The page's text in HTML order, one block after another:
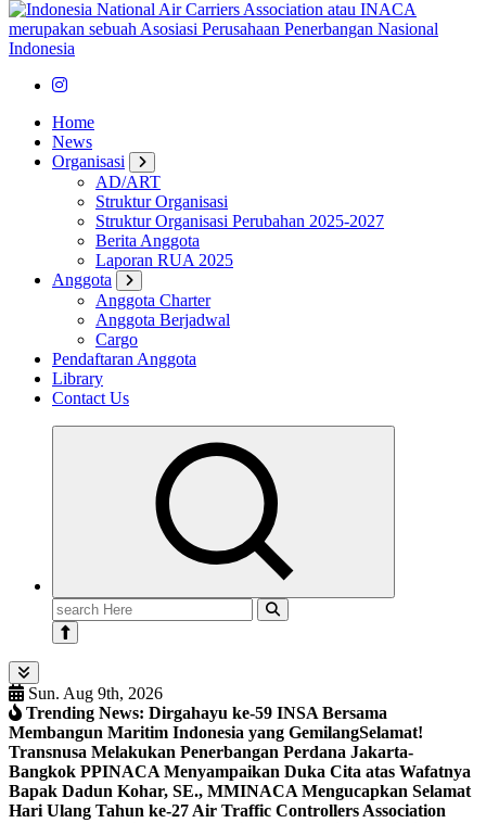
Home
News
Organisasi
AD/ART
Struktur Organisasi
Struktur Organisasi Perubahan 2025-2027
Berita Anggota
Laporan RUA 2025
Anggota
Anggota Charter
Anggota Berjadwal
Cargo
Pendaftaran Anggota
Library
Contact Us
Search
for:
Sun. Aug 9th, 2026
Trending News: Dirgahayu ke-59 INSA Bersama
Membangun Maritim Indonesia yang GemilangSelamat!
Transnusa Melakukan Penerbangan Perdana Jakarta-
Bangkok PPINACA Menyampaikan Duka Cita atas Wafatnya
Bapak Dadun Kohar, SE., MMINACA Mengucapkan Selamat
Hari Ulang Tahun ke-27 Air Traffic Controllers Association